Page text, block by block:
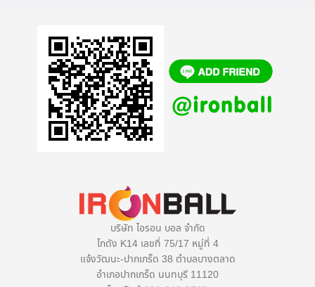
บริษัท ไอรอน บอล จำกัด
โกดัง K14 เลขที่ 75/17 หมู่ที่ 4
แจ้งวัฒนะ-ปากเกร็ด 38 ตำบลบางตลาด
อำเภอปากเกร็ด นนทบุรี 11120